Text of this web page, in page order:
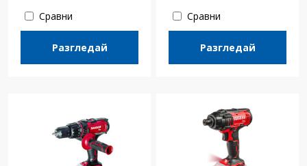
Сравни
Разгледай
Сравни
Разгледай